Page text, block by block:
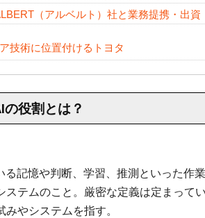
（アルベルト）社と業務提携・出資
技術に位置付けるトヨタ
役割とは？
記憶や判断、学習、推測といった作
ステムのこと。厳密な定義は定まって
やシステムを指す。